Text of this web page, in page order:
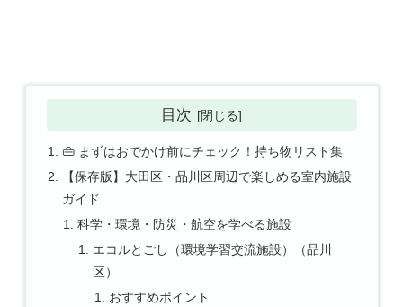
目次
👜 まずはおでかけ前にチェック！持ち物リスト集
【保存版】大田区・品川区周辺で楽しめる室内施設
ガイド
科学・環境・防災・航空を学べる施設
エコルとごし（環境学習交流施設）（品川
区）
おすすめポイント